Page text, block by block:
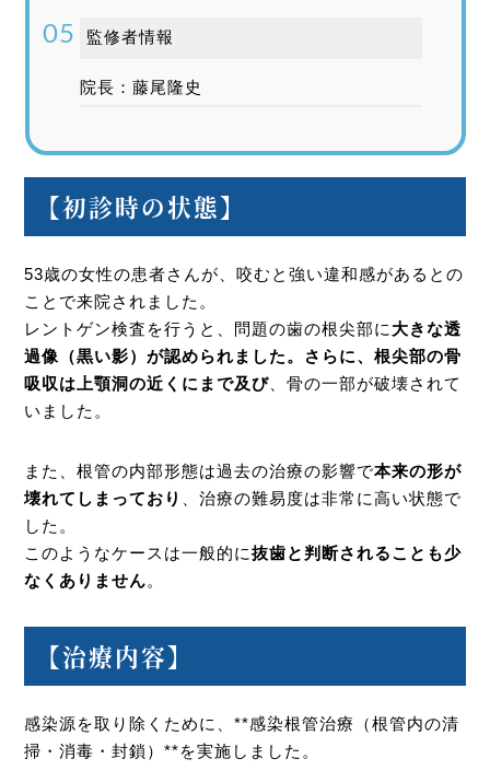
監修者情報
院長：藤尾隆史
【初診時の状態】
53歳の女性の患者さんが、咬むと強い違和感があるとの
ことで来院されました。
レントゲン検査を行うと、問題の歯の根尖部に 大きな透
過像（黒い影）が認められました。さらに、根尖部の骨
吸収は上顎洞の近くにまで及び 、骨の一部が破壊されて
いました。
また、根管の内部形態は過去の治療の影響で本来の形が
壊れてしまっており
、治療の難易度は非常に高い状態で
した。
このようなケースは一般的に抜歯と判断されることも少
なくありません。
【治療内容】
感染源を取り除くために、**感染根管治療（根管内の清
掃・消毒・封鎖）**を実施しました。